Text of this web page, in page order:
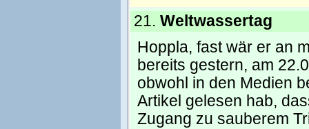
21. Weltwassertag
Hoppla, fast wär er an
bereits gestern, am
obwohl in den Medien
Artikel gelesen hab,
Zugang zu sauberem